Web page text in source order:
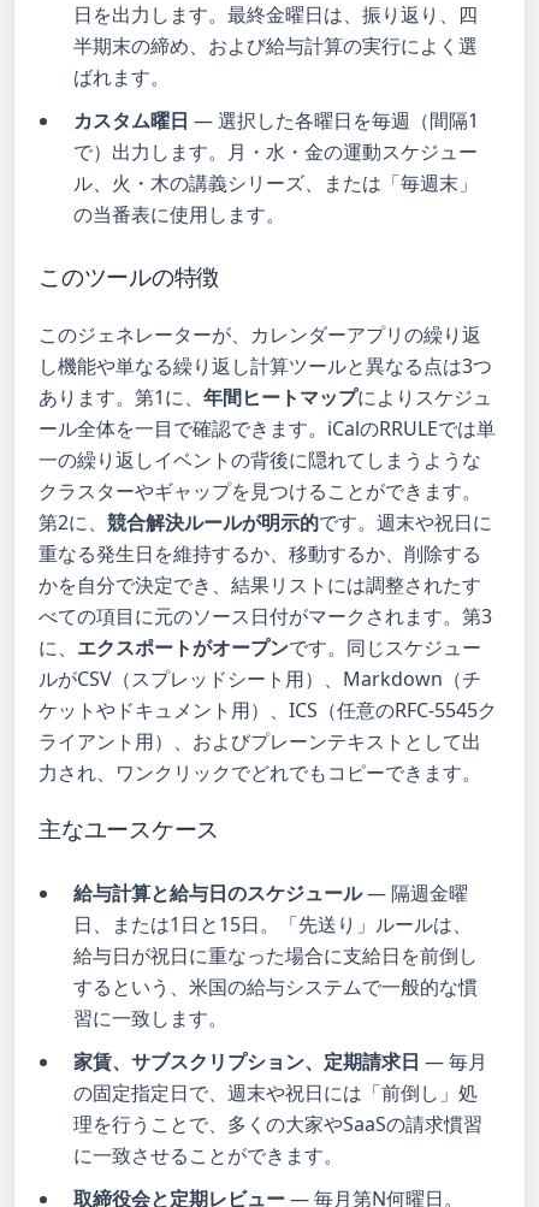
日を出力します。最終金曜日は、振り返り、四
半期末の締め、および給与計算の実行によく選
ばれます。
カスタム曜日 — 選択した各曜日を毎週（間隔1
で）出力します。月・水・金の運動スケジュー
ル、火・木の講義シリーズ、または「毎週末」
の当番表に使用します。
このツールの特徴
このジェネレーターが、カレンダーアプリの繰り返
し機能や単なる繰り返し計算ツールと異なる点は3つ
あります。第1に、年間ヒートマップによりスケジュ
ール全体を一目で確認できます。iCalのRRULEでは単
一の繰り返しイベントの背後に隠れてしまうような
クラスターやギャップを見つけることができます。
第2に、競合解決ルールが明示的です。週末や祝日に
重なる発生日を維持するか、移動するか、削除する
かを自分で決定でき、結果リストには調整されたす
べての項目に元のソース日付がマークされます。第3
に、 エクスポートがオープンです。同じスケジュー
ルがCSV（スプレッドシート用）、Markdown（チ
ケットやドキュメント用）、ICS（任意のRFC-5545ク
ライアント用）、およびプレーンテキストとして出
力され、ワンクリックでどれでもコピーできます。
主なユースケース
給与計算と給与日のスケジュール— 隔週金曜
日、または1日と15日。「先送り」ルールは、
給与日が祝日に重なった場合に支給日を前倒し
するという、米国の給与システムで一般的な慣
習に一致します。
家賃、サブスクリプション、定期請求日 — 毎月
の固定指定日で、週末や祝日には「前倒し」処
理を行うことで、多くの大家やSaaSの請求慣習
に一致させることができます。
取締役会と定期レビュー— 毎月第N何曜日。